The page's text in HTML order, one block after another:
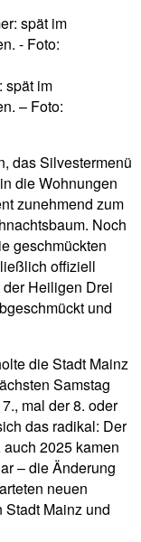
spät im
– Foto:
das Silvestermenü
die Wohnungen
zunehmend zum
Noch
geschmückten
offiziell
Heiligen Drei
und
die Stadt Mainz
Samstag
mal der 8. oder
das radikal: Der
2025 kamen
– die Änderung
neuen
Stadt Mainz und